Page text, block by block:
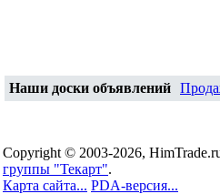
Наши доски объявлений
Copyright © 2003-2026,
группы "Текарт".
Карта сайта... PDA-версия...